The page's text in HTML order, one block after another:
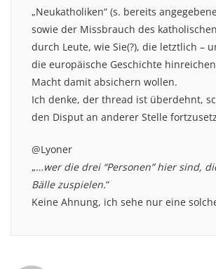
„Neukatholiken“ (s. bereits
sowie der Missbrauch des
durch Leute, wie Sie(?), die letztlich –
die europäische Geschichte
Macht damit absichern wollen.
Ich denke, der thread ist überdehnt,
den Disput an anderer Stelle
@Lyoner
„…wer die drei “Personen” hier sind,
Bälle zuspielen.“
Keine Ahnung, ich sehe nur eine